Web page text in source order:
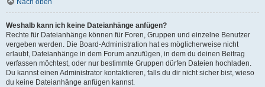
Nach oben
Weshalb kann ich keine Dateianhänge anfügen?
Rechte für Dateianhänge können für Foren, Gruppen und einzelne Benutzer
vergeben werden. Die Board-Administration hat es möglicherweise nicht
erlaubt, Dateianhänge in dem Forum anzufügen, in dem du deinen Beitrag
verfassen möchtest, oder nur bestimmte Gruppen dürfen Dateien hochladen.
Du kannst einen Administrator kontaktieren, falls du dir nicht sicher bist, wieso
du keine Dateianhänge anfügen kannst.